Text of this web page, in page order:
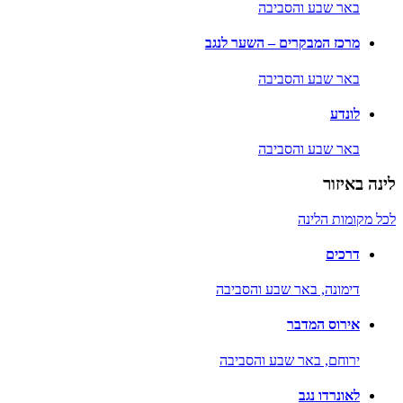
באר שבע והסביבה
מרכז המבקרים – השער לנגב
באר שבע והסביבה
לונדע
באר שבע והסביבה
לינה באיזור
לכל מקומות הלינה
דרכים
דימונה, באר שבע והסביבה
אירוס המדבר
ירוחם, באר שבע והסביבה
לאונרדו נגב